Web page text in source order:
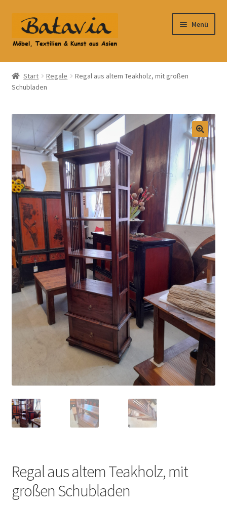
Zur
Navigation
springen
Zum
Inhalt
springen
Menü
Start
Accessoires
AGB
Anfahrt
Datenschutzbelehrung
Datenschutzerklärung
Heimtextilien
Impressum
Kasse
Kolonialmöbel
Kontakt
Mein Konto
Shop
Versandarten
Warenkorb
Widerrufsbelehrung
Start Regale
Regal aus altem Teakholz, mit großen
Schubladen
Regal aus altem Teakholz, mit
großen Schubladen